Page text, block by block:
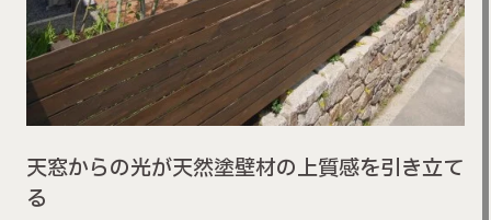
天窓からの光が天然塗壁材の上質感を引き立て
る